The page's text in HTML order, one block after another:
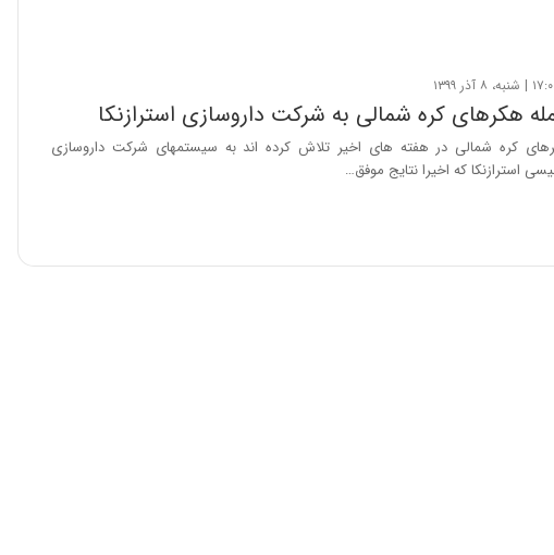
۸ آذر ۱۳۹۹
هکرهای کره شمالی به شرکت داروسازی استرازنکا
کره شمالی در هفته های اخیر تلاش کرده اند به سیستمهای شرکت داروسازی
استرازنکا که اخیرا نتایج موفق…